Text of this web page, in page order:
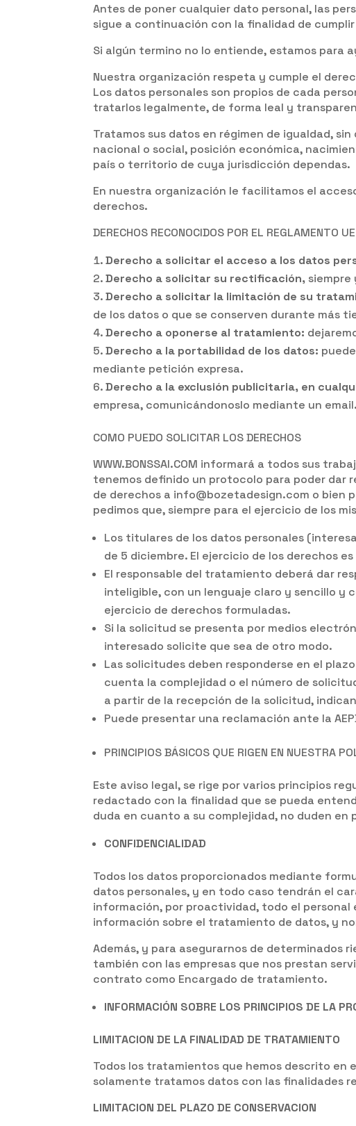
Antes de poner cualquier dato personal, las
sigue a continuación con la finalidad de
Si algún termino no lo entiende, estamos para
Nuestra organización respeta y cumple el
Los datos personales son propios de cada
tratarlos legalmente, de forma leal y
Tratamos sus datos en régimen de igualdad,
nacional o social, posición económica,
país o territorio de cuya jurisdicción dependas.
En nuestra organización le facilitamos el
derechos.
DERECHOS RECONOCIDOS POR EL REGLAMENTO
Derecho a solicitar el acceso a los datos
Derecho a solicitar su rectificación,
Derecho a solicitar la limitación de su
de los datos o que se conserven durante más
Derecho a oponerse al tratamiento:
Derecho a la portabilidad de los datos:
mediante petición expresa.
Derecho a la exclusión publicitaria, en
empresa, comunicándonoslo mediante un email.
COMO PUEDO SOLICITAR LOS DERECHOS
WWW.BONSSAI.COM informará a todos sus
tenemos definido un protocolo para poder dar
de derechos a info@bozetadesign.com o bien
pedimos que, siempre para el ejercicio de los
Los titulares de los datos personales
de 5 diciembre. El ejercicio de los derechos
El responsable del tratamiento deberá dar
inteligible, con un lenguaje claro y sencillo y
ejercicio de derechos formuladas.
Si la solicitud se presenta por medios
interesado solicite que sea de otro modo.
Las solicitudes deben responderse en el
cuenta la complejidad o el número de
a partir de la recepción de la solicitud,
Puede presentar una reclamación ante la
PRINCIPIOS BÁSICOS QUE RIGEN EN NUESTRA
Este aviso legal, se rige por varios principios
redactado con la finalidad que se pueda
duda en cuanto a su complejidad, no duden
CONFIDENCIALIDAD
Todos los datos proporcionados mediante
datos personales, y en todo caso tendrán el
información, por proactividad, todo el
información sobre el tratamiento de datos, y
Además, y para asegurarnos de determinados
también con las empresas que nos prestan
contrato como Encargado de tratamiento.
INFORMACIÓN SOBRE LOS PRINCIPIOS DE LA
LIMITACION DE LA FINALIDAD DE TRATAMIENTO
Todos los tratamientos que hemos descrito en
solamente tratamos datos con las finalidades
LIMITACION DEL PLAZO DE CONSERVACION